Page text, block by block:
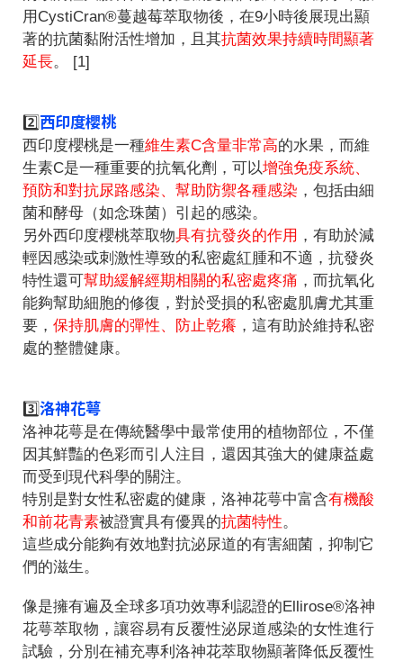
用CystiCran®蔓越莓萃取物後，在9小時後展現出顯
著的抗菌黏附活性增加，且其抗菌效果持續時間顯著
延長。 [1]
2️⃣ 西印度櫻桃
西印度櫻桃是一種維生素C含量非常高的水果，而維
生素C是一種重要的抗氧化劑，可以增強免疫系統、
預防和對抗尿路感染、幫助防禦各種感染 ，包括由細
菌和酵母（如念珠菌）引起的感染。
另外西印度櫻桃萃取物具有抗發炎的作用 ，有助於減
輕因感染或刺激性導致的私密處紅腫和不適，抗發炎
特性還可幫助緩解經期相關的私密處疼痛 ，而抗氧化
能夠幫助細胞的修復，對於受損的私密處肌膚尤其重
要， 保持肌膚的彈性、防止乾癢 ，這有助於維持私密
處的整體健康。
3️⃣洛神花萼
洛神花萼是在傳統醫學中最常使用的植物部位，不僅
因其鮮豔的色彩而引人注目，還因其強大的健康益處
而受到現代科學的關注。
特別是對女性私密處的健康，洛神花萼中富含有機酸
和前花青素被證實具有優異的抗菌特性。
這些成分能夠有效地對抗泌尿道的有害細菌，抑制它
們的滋生。
像是擁有遍及全球多項功效專利認證的Ellirose®洛神
花萼萃取物，讓容易有反覆性泌尿道感染的女性進行
試驗，分別在補充專利洛神花萃取物顯著降低反覆性